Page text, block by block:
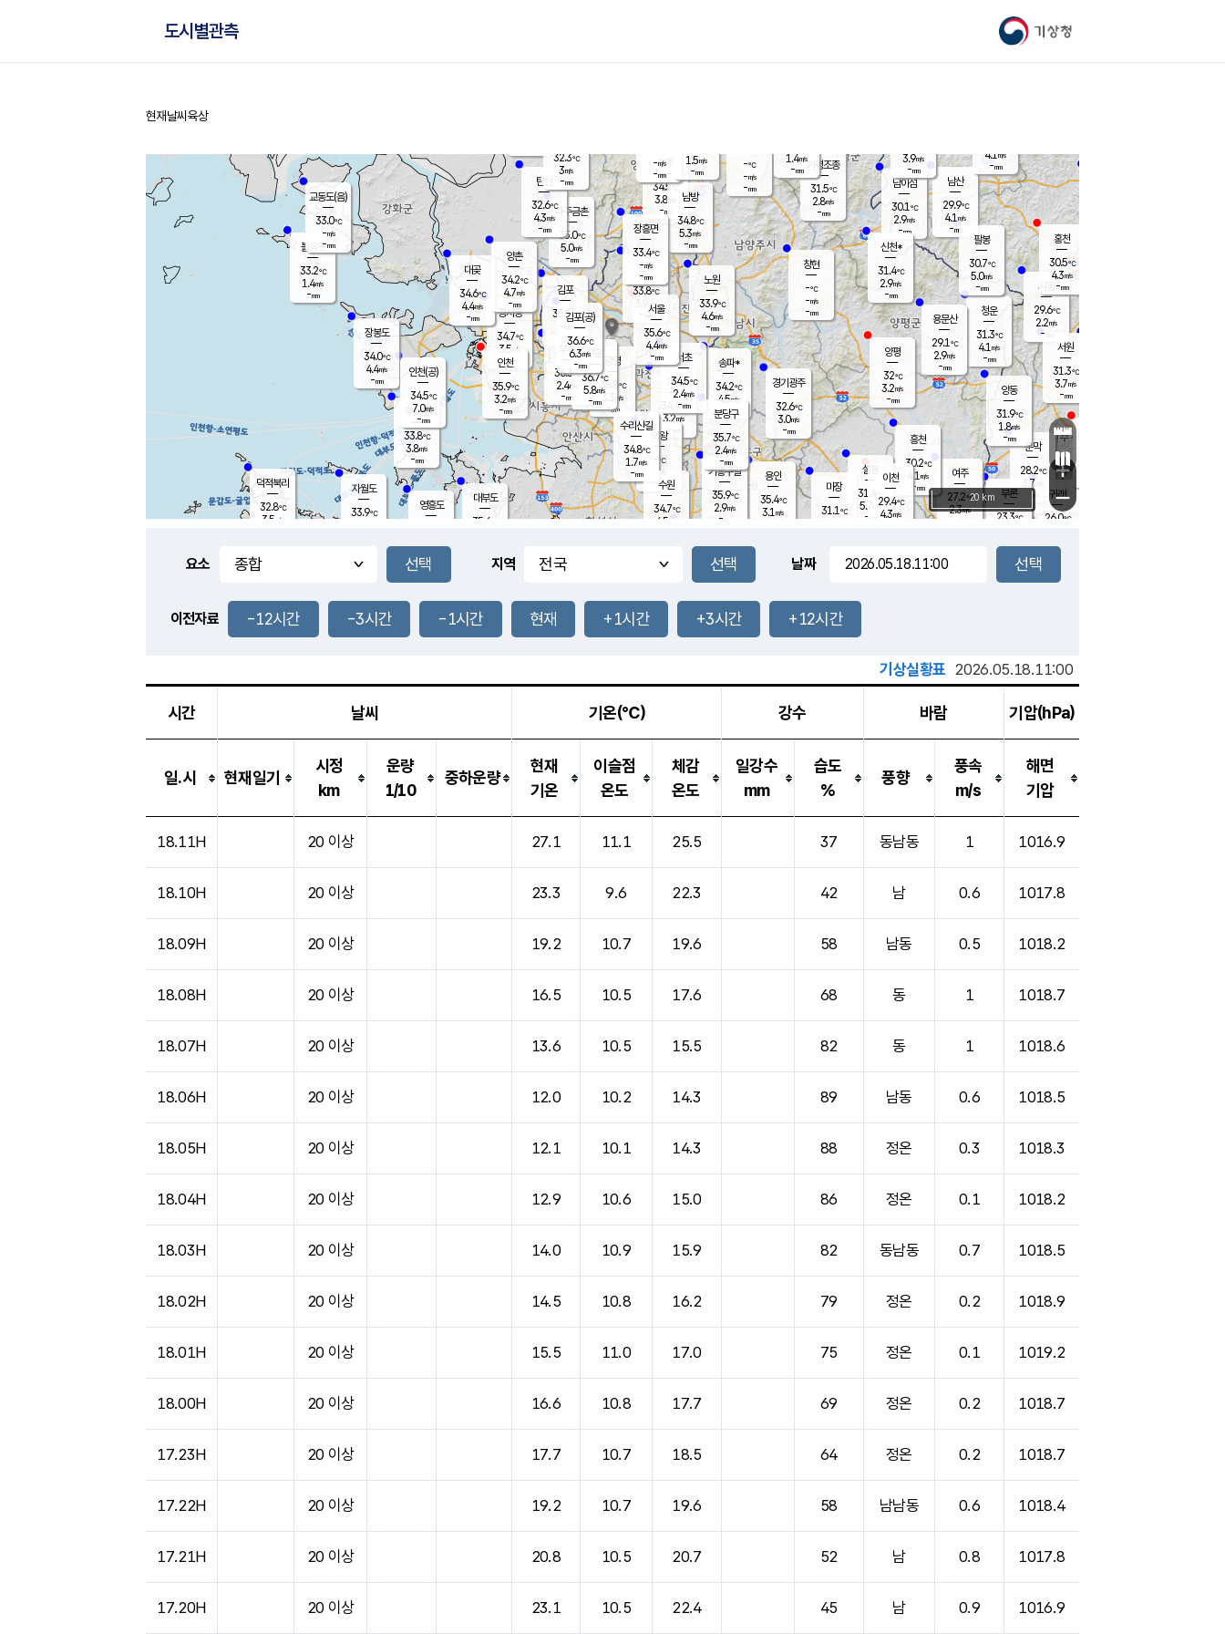
기상청
도시별관측
홈
현재날씨 육상
풍도
4.4m/s
문막
28.2℃
3.7m/s
mm
남이섬
30.1℃
2.9m/s
-mm
무의도
33.8℃
3.8m/s
-mm
영흥도
볼음도
33.2℃
1.4m/s
-mm
자월도
33.9℃
양주
34.5℃
3.8
-mm
부론
23.3℃
과천
34.4℃
3.2m/s
- mm
남산
29.9℃
4.1 m/s
-mm
장봉도
34.0℃
4.4m/s
-mm
-mm
청운
31.3℃
4.1 m/s
-mm
팔봉
30.7℃
5.0m/s
-mm
-mm
용인
35.4℃
3.1 m/s
여주
27.2℃
2.3m/s
양동
31.9℃
1.8m/s
-mm
경기광주
32.6℃
3.0m/s
-mm
장호원
3.9m/s
-mm
34.3
℃
대부도
35.6
-
경서동
34.7℃
3.5 m/s
-mm
파주금촌
35.0℃
5.0m/s
-mm
가평조종
31.5℃
2.8m/s
-mm
-℃
-m/s
-mm
대곶
34.6℃
4.4m/s
-mm
신천*
31.4℃
2.9m/s
-mm
창현
-℃
-m/s
-mm
탄현
32.6℃
4.3m/s
-mm
1.4m/s
-mm
34.6℃
2.5m/s
-mm
흥천
30.2℃
4.1 m/s
-mm
마장
31.1℃
의왕
- ℃
m/s
mm
김포
35.5℃
-m/s
mm
설봉
31.4℃
5.7 m/s
- mm
광명
35.8 ℃
3.3 m/s
-mm
부천
36.3℃
2.4m/s
-mm
-mm
양촌
34.2℃
4.7m/s
-mm
구로
36.7℃
5.8m/s
-mm
은평
33.8℃
3.9 m/s
- mm
노원
33.9℃
4.6m/s
-mm
송파*
34.2℃
4.5m/s
-mm
서초
34.5℃
2.4m/s
-mm
남방
34.8℃
5.3m/s
-mm
기흥구갈
35.9℃
2.9m/s
-
수리산길
34.8℃
1.7m/s
-mm
분당구
35.7℃
2.4m/s
-mm
장흥면
33.4℃
-m/s
-mm
-m/s
-mm
시동
29.6℃
2.2m/s
- mm
귀래
26.0℃
서원
31.3℃
3.7m/s
-mm
용문산
29.1℃
2.9m/s
-mm
덕적북리
32.8℃
3.5 m/s
인천(공)
34.5℃
7.0m/s
-mm
김포(공)
36.6℃
6.3m/s
-mm
교동도(음)
33.0℃
-m/s
-mm
홍천
30.5℃
4.3m/s
-mm
이천
29.4℃
4.3m/s
양평
32℃
3.2m/s
-mm
수원
34.7℃
4.5 m/s
인천
35.9℃
3.2m/s
-mm
서울
35.6℃
4.4m/s
-mm
4.1 m/s
-mm
32.3℃
3m/s
-mm
1.5m/s
-mm
+
−
20 km
요소 지역 날짜
이전자료 -12시간 -3시간 -1시간 현재 +1시간 +3시간 +12시간
기상실황표 2026.05.18.11:00
시간 날씨 기온(℃) 강수 바람 기압(hPa)
일.시 현재일기
시정
km
운량
1/10
중하운량
현재
기온
이슬점
온도
체감
온도
일강수
mm
습도
%
풍향
풍속
m/s
해면
기압
18.11H 20 이상 27.1 11.1 25.5 37 동남동 1 1016.9
18.10H 20 이상 23.3 9.6 22.3 42 남 0.6 1017.8
18.09H 20 이상 19.2 10.7 19.6 58 남동 0.5 1018.2
18.08H 20 이상 16.5 10.5 17.6 68 동 1 1018.7
18.07H 20 이상 13.6 10.5 15.5 82 동 1 1018.6
18.06H 20 이상 12.0 10.2 14.3 89 남동 0.6 1018.5
18.05H 20 이상 12.1 10.1 14.3 88 정온 0.3 1018.3
18.04H 20 이상 12.9 10.6 15.0 86 정온 0.1 1018.2
18.03H 20 이상 14.0 10.9 15.9 82 동남동 0.7 1018.5
18.02H 20 이상 14.5 10.8 16.2 79 정온 0.2 1018.9
18.01H 20 이상 15.5 11.0 17.0 75 정온 0.1 1019.2
18.00H 20 이상 16.6 10.8 17.7 69 정온 0.2 1018.7
17.23H 20 이상 17.7 10.7 18.5 64 정온 0.2 1018.7
17.22H 20 이상 19.2 10.7 19.6 58 남남동 0.6 1018.4
17.21H 20 이상 20.8 10.5 20.7 52 남 0.8 1017.8
17.20H 20 이상 23.1 10.5 22.4 45 남 0.9 1016.9